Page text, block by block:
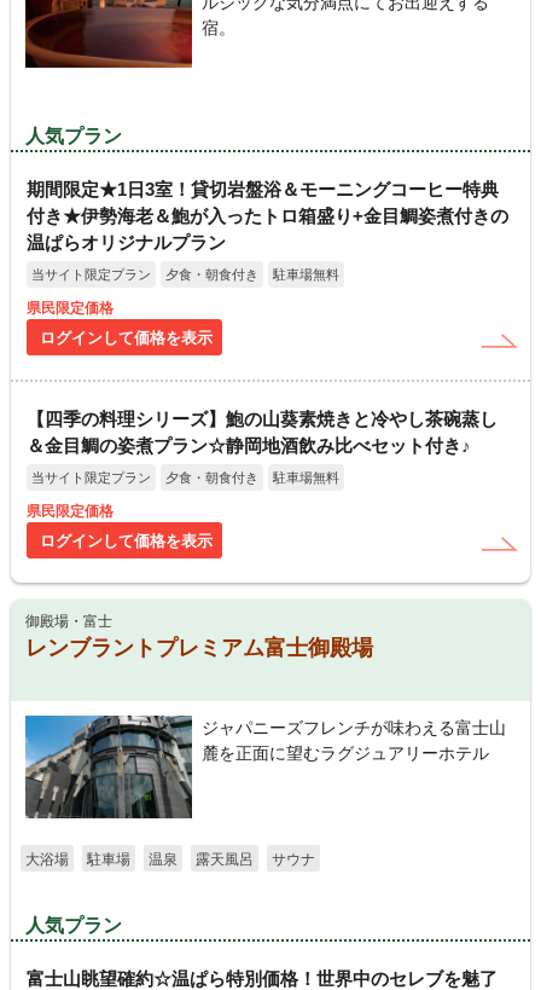
宿。
人気プラン
期間限定★1日3室！貸切岩盤浴＆モーニングコーヒー特典
付き★伊勢海老＆鮑が入ったトロ箱盛り+金目鯛姿煮付きの
温ぱらオリジナルプラン
当サイト限定プラン 夕食・朝食付き 駐車場無料
県民限定価格
ログインして価格を表示
【四季の料理シリーズ】鮑の山葵素焼きと冷やし茶碗蒸し
＆金目鯛の姿煮プラン☆静岡地酒飲み比べセット付き♪
当サイト限定プラン 夕食・朝食付き 駐車場無料
県民限定価格
ログインして価格を表示
御殿場・富士
レンブラントプレミアム富士御殿場
ジャパニーズフレンチが味わえる富士山
麓を正面に望むラグジュアリーホテル
大浴場 駐車場 温泉 露天風呂 サウナ
人気プラン
富士山眺望確約☆温ぱら特別価格！世界中のセレブを魅了